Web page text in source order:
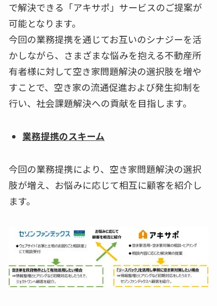
で解決できる「アキサポ」サービスのご提案が
可能となります。
今回の業務提携を通じてお互いのシナジーを活
かしながら、さまざまな悩みを抱える不動産所
有者様に対して空き家問題解決の選択肢を増や
すことで、空き家の流通促進および発生抑制を
行い、社会課題解決への貢献を目指します。
業務提携のスキーム
今回の業務提携により、空き家問題解決の選択
肢が増え、お悩みに応じて相互に顧客を紹介し
ます。